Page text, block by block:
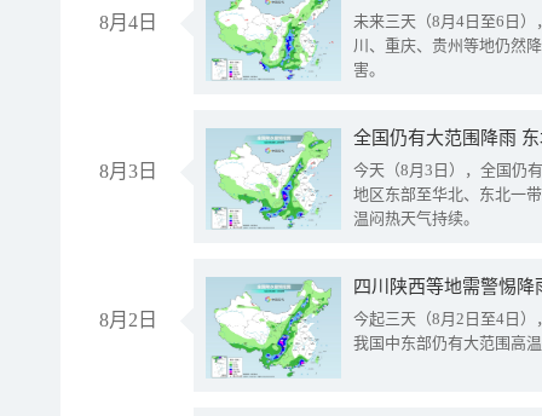
8月4日
未来三天（8月4日至6日
川、重庆、贵州等地仍然
害。
8月3日
全国仍有大范围降雨
今天（8月3日），全国仍
地区东部至华北、东北一
温闷热天气持续。
8月2日
今起三天（8月2日至4日
我国中东部仍有大范围高